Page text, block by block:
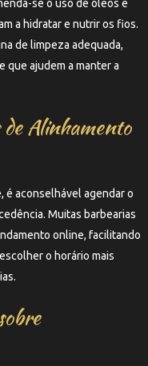
se o uso de óleos e
a hidratar e nutrir os fios.
de limpeza adequada,
que ajudem a manter a
Alinhamento
é aconselhável agendar o
Muitas barbearias
online, facilitando
o horário mais